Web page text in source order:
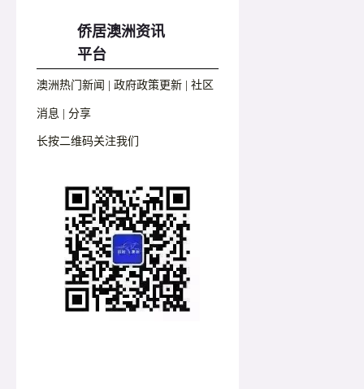
侨居澳洲资讯
平台
澳洲热门新闻 | 政府政策更新 | 社区
消息 | 分享
长按二维码关注我们